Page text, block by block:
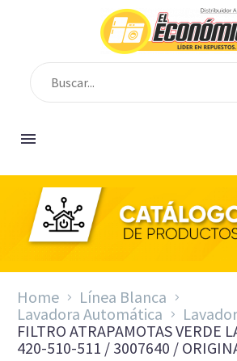
Home
Línea Blanca
Lavadora Automática
FILTRO ATRAPAMOTAS VERDE
420-510-511 / 3007640 /